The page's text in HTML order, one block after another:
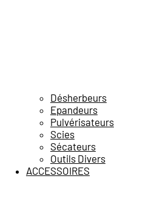
Désherbeurs
Epandeurs
Pulvérisateurs
Scies
Sécateurs
Outils Divers
ACCESSOIRES